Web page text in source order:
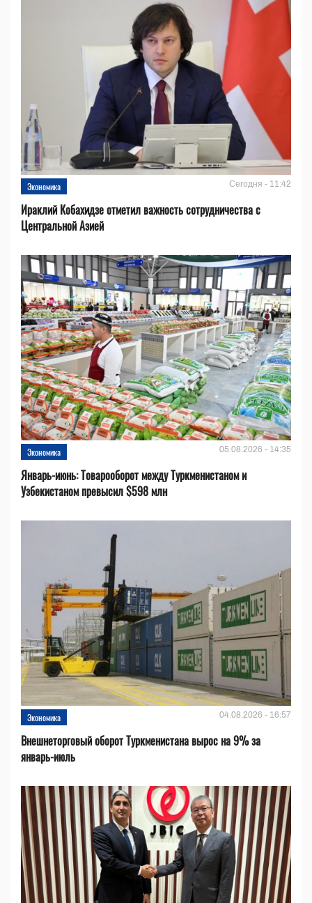
Экономика Сегодня - 11:42
Ираклий Кобахидзе отметил важность сотрудничества с
Центральной Азией
Экономика 05.08.2026 - 14:35
Январь-июнь: Товарооборот между Туркменистаном и
Узбекистаном превысил $598 млн
Экономика 04.08.2026 - 16:57
Внешнеторговый оборот Туркменистана вырос на 9% за
январь-июль